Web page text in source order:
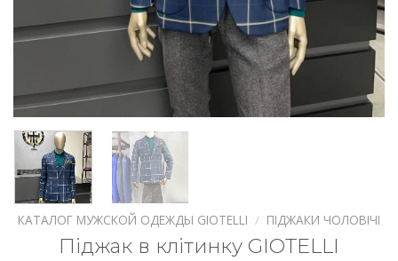
КАТАЛОГ МУЖСКОЙ ОДЕЖДЫ GIOTELLI / ПІДЖАКИ ЧОЛОВІЧІ
Піджак в клітинку GIOTELLI